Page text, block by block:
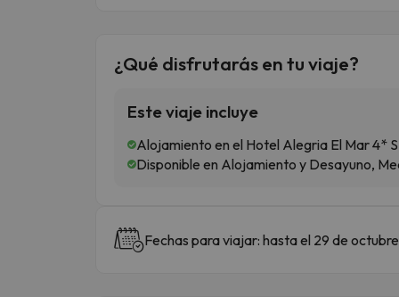
¿Qué disfrutarás en tu viaje?
Este viaje incluye
Alojamiento en el Hotel Alegria El Mar 4*
Disponible en Alojamiento y Desayuno,
Fechas para viajar: hasta el 29 de